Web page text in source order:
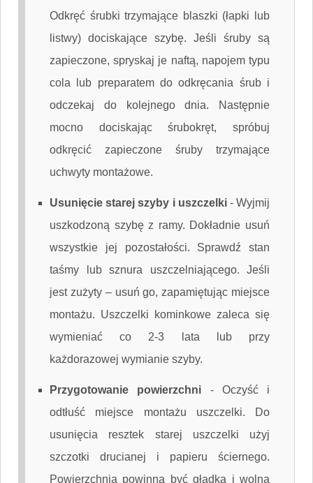
Odkręć śrubki trzymające blaszki (łapki lub
listwy) dociskające szybę. Jeśli śruby są
zapieczone, spryskaj je naftą, napojem typu
cola lub preparatem do odkręcania śrub i
odczekaj do kolejnego dnia. Następnie
mocno dociskając śrubokręt, spróbuj
odkręcić zapieczone śruby trzymające
uchwyty montażowe.
Usunięcie starej szyby i uszczelki-Wyjmij
uszkodzoną szybę z ramy. Dokładnie usuń
wszystkie jej pozostałości. Sprawdź stan
taśmy lub sznura uszczelniającego. Jeśli
jest zużyty – usuń go, zapamiętując miejsce
montażu. Uszczelki kominkowe zaleca się
wymieniać co 2-3 lata lub przy
każdorazowej wymianie szyby.
Przygotowanie powierzchni - Oczyść i
odtłuść miejsce montażu uszczelki. Do
usunięcia resztek starej uszczelki użyj
szczotki drucianej i papieru ściernego.
Powierzchnia powinna być gładka i wolna